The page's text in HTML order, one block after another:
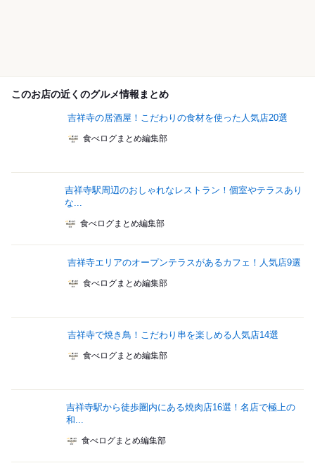
このお店の近くのグルメ情報まとめ
吉祥寺の居酒屋！こだわりの食材を使った人気店20選
食べログまとめ編集部
吉祥寺駅周辺のおしゃれなレストラン！個室やテラスあり
な...
食べログまとめ編集部
吉祥寺エリアのオープンテラスがあるカフェ！人気店9選
食べログまとめ編集部
吉祥寺で焼き鳥！こだわり串を楽しめる人気店14選
食べログまとめ編集部
吉祥寺駅から徒歩圏内にある焼肉店16選！名店で極上の
和...
食べログまとめ編集部